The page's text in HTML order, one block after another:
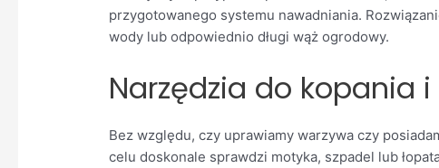
przygotowanego systemu nawadniania.
wody lub odpowiednio długi wąż ogrodowy.
Narzędzia do kopania
Bez względu, czy uprawiamy warzywa czy
celu doskonale sprawdzi motyka, szpadel lub